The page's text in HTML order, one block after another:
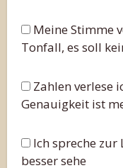
Meine Stimme
Tonfall, es soll
Zahlen verlese
Genauigkeit ist
Ich spreche zur
besser sehe